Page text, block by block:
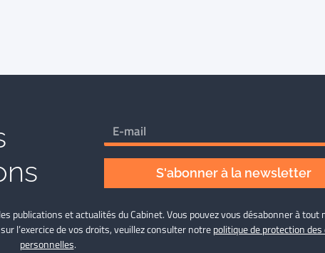
S'abonner à la newsletter
publications et actualités du Cabinet. Vous pouvez vous désabonner à tout
l’exercice de vos droits, veuillez consulter notrepolitique de protection
personnelles.